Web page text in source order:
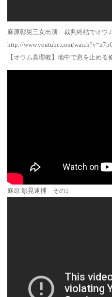
麻原彰晃三女出演 裁判終結でオウ
http://www.youtube.com/
【オウム真理教】地中で息を止める
麻原 彰晃逮捕 その1